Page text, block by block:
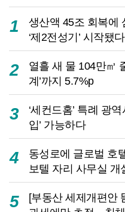
1
생산액 45조 회복에
‘제2전성기’ 시작됐다
2
열흘 새 물 104만㎥
계’까지 5.7%p
3
‘세컨드홈’ 특례 광
입’ 가능하다
4
동성로에 글로벌 호
보텔 자리 사무실 개
5
[부동산 세제개편안